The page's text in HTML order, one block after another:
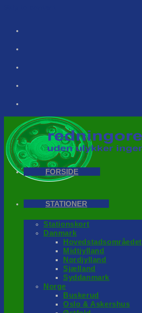
FORSIDE
STATIONER
Stationskort
Danmark
Hovedstadsområedet
Midtjylland
Nordjylland
Sjælland
Syddanmark
Norge
Buskerud
Oslo & Askershus